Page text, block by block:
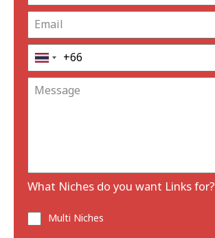
What Niches do you want Links for?
Multi Niches